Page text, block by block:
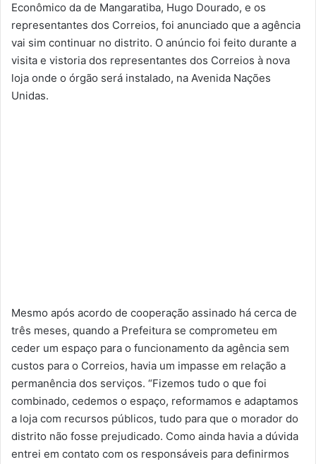
Econômico da de Mangaratiba, Hugo Dourado, e os
representantes dos Correios, foi anunciado que a agência
vai sim continuar no distrito. O anúncio foi feito durante a
visita e vistoria dos representantes dos Correios à nova
loja onde o órgão será instalado, na Avenida Nações
Unidas.
Mesmo após acordo de cooperação assinado há cerca de
três meses, quando a Prefeitura se comprometeu em
ceder um espaço para o funcionamento da agência sem
custos para o Correios, havia um impasse em relação a
permanência dos serviços. “Fizemos tudo o que foi
combinado, cedemos o espaço, reformamos e adaptamos
a loja com recursos públicos, tudo para que o morador do
distrito não fosse prejudicado. Como ainda havia a dúvida
entrei em contato com os responsáveis para definirmos